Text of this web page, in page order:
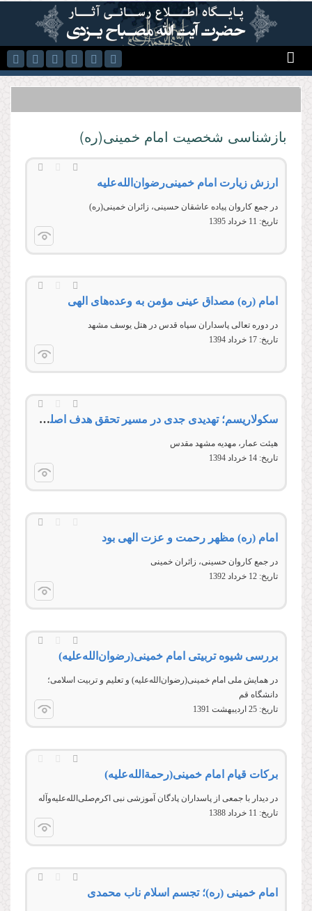
رفتن به محتوای اصلی
بازشناسی شخصيت امام خمینی(ره)
ارزش زیارت امام خمینی‌رضوان‌الله‌عليه
در جمع کاروان پياده عاشقان حسينی، زائران خمينی(ره)
تاریخ: 11 خرداد 1395
امام (ره) مصداق عینی مؤمن به وعده‌های الهی
در دوره تعالی پاسداران سپاه قدس در هتل یوسف مشهد
تاریخ: 17 خرداد 1394
سکولاریسم؛ تهدیدی جدی در مسیر تحقق هدف اصلی انقلاب اسلامی
هیئت عمار، مهدیه مشهد مقدس
تاریخ: 14 خرداد 1394
امام (ره) مظهر رحمت و عزت الهی بود
در جمع کاروان حسينی، زائران خمينی
تاریخ: 12 خرداد 1392
بررسی شیوه تربیتی امام خمینی(رضوان‌الله‌‌علیه)
در همايش ملی امام خمينی(رضوان‌الله‌‌علیه) و تعليم و تربيت اسلامی؛
دانشگاه قم
تاریخ: 25 ارديبهشت 1391
برکات قیام امام خمینی(رحمةالله‌علیه)
در دیدار با جمعی از پاسداران پادگان آموزشی نبی اکرم‌صلی‌الله‌علیه‌وآله
تاریخ: 11 خرداد 1388
امام خمینی (ره)؛ تجسم اسلام ناب محمدی